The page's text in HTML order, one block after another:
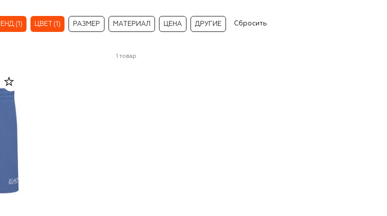
(1) ЦВЕТ (1) РАЗМЕР МАТЕРИАЛ ЦЕНА ДРУГИЕ Сбросить
1 товар